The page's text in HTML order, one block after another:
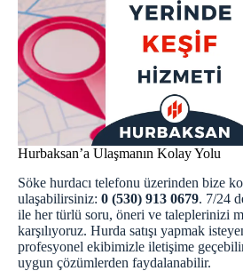
Hurbaksan’a Ulaşmanın Kolay Yolu
Söke hurdacı telefonu üzerinden bize
ulaşabilirsiniz: 0 (530) 913 0679. 7/24
ile her türlü soru, öneri ve taleplerinizi
karşılıyoruz. Hurda satışı yapmak
profesyonel ekibimizle iletişime
uygun çözümlerden faydalanabilir.